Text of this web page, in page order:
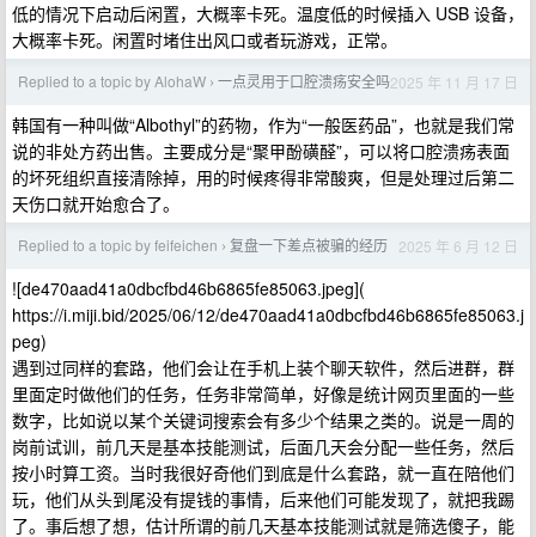
低的情况下启动后闲置，大概率卡死。温度低的时候插入 USB 设备，
大概率卡死。闲置时堵住出风口或者玩游戏，正常。
Replied to a topic by AlohaW › 一点灵用于口腔溃疡安全吗2025 年 11 月 17 日
韩国有一种叫做“Albothyl”的药物，作为“一般医药品”，也就是我们常
说的非处方药出售。主要成分是“聚甲酚磺醛”，可以将口腔溃疡表面
的坏死组织直接清除掉，用的时候疼得非常酸爽，但是处理过后第二
天伤口就开始愈合了。
Replied to a topic by feifeichen › 复盘一下差点被骗的经历 2025 年 6 月 12 日
![de470aad41a0dbcfbd46b6865fe85063.jpeg](
https://i.miji.bid/2025/06/12/de470aad41a0dbcfbd46b6865fe85063.j
peg)
遇到过同样的套路，他们会让在手机上装个聊天软件，然后进群，群
里面定时做他们的任务，任务非常简单，好像是统计网页里面的一些
数字，比如说以某个关键词搜索会有多少个结果之类的。说是一周的
岗前试训，前几天是基本技能测试，后面几天会分配一些任务，然后
按小时算工资。当时我很好奇他们到底是什么套路，就一直在陪他们
玩，他们从头到尾没有提钱的事情，后来他们可能发现了，就把我踢
了。事后想了想，估计所谓的前几天基本技能测试就是筛选傻子，能